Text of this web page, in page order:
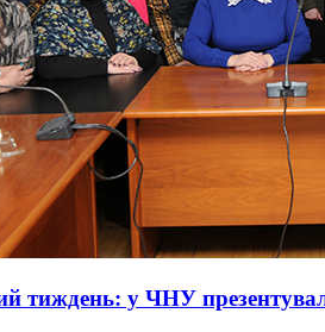
тиждень: у ЧНУ